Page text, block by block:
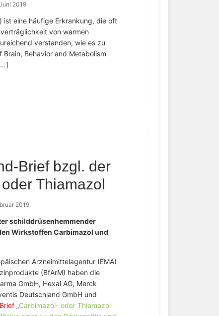
2019
eine häufige Erkrankung, die oft
von warmen
verstanden, wie es zu
Behavior and Metabolism
Brief bzgl. der
Thiamazol
2019
schilddrüsenhemmender
Wirkstoffen Carbimazol und
Arzneimittelagentur (EMA)
(BfArM) haben die
GmbH, Hexal AG, Merck
Deutschland GmbH und
„Carbimazol- oder Thiamazol